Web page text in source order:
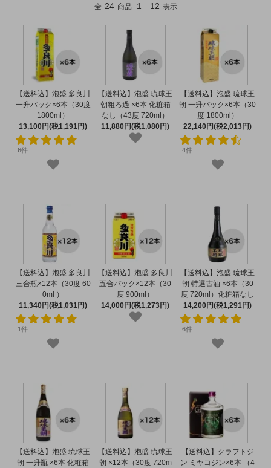
全 24 商品 1 - 12 表示
【送料込】泡盛 多良川
一升パック×6本（30度
1800ml）
13,100円(税1,191円)
6件
【送料込】泡盛 琉球王
朝粗ろ過 ×6本 化粧箱
なし（43度 720ml）
11,880円(税1,080円)
【送料込】泡盛 琉球王
朝 一升パック×6本（30
度 1800ml）
22,140円(税2,013円)
4件
【送料込】泡盛 多良川
三合瓶×12本（30度 60
0ml ）
11,340円(税1,031円)
1件
【送料込】泡盛 多良川
五合パック×12本（30
度 900ml）
14,000円(税1,273円)
【送料込】泡盛 琉球王
朝 特選古酒 ×6本（30
度 720ml）化粧箱なし
14,200円(税1,291円)
6件
【送料込】泡盛 琉球王
朝 一升瓶 ×6本 化粧箱
【送料込】泡盛 琉球王
朝 ×12本（30度 720m
【送料込】クラフトジ
ン ミヤコジン×6本 （4